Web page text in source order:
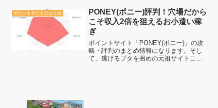
でしょう。ゲームで遊んで、ポイントサ
イトで無料でDMMポイン...
ポイントサイトのまとめ
PONEY(ポニー)評判！穴場だから
こそ収入2倍を狙えるお小遣い稼
ぎ
ポイントサイト「PONEY(ポニー)」の攻
略・評判のまとめ情報になります。そし
て、逃げるブタを囲めの元祖サイトこそ